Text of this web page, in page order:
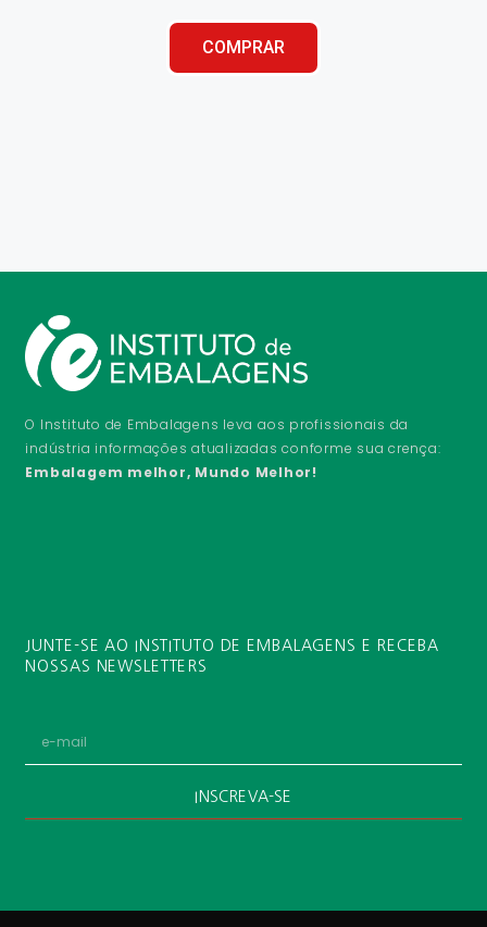
COMPRAR
O Instituto de Embalagens leva aos profissionais da
indústria informações atualizadas conforme sua crença:
Embalagem melhor, Mundo Melhor!
JUNTE-SE AO INSTITUTO DE EMBALAGENS E RECEBA
NOSSAS NEWSLETTERS
INSCREVA-SE